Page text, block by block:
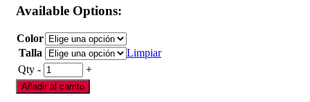
Available Options:
Color
Talla
Limpiar
Qty - +
Añadir al carrito